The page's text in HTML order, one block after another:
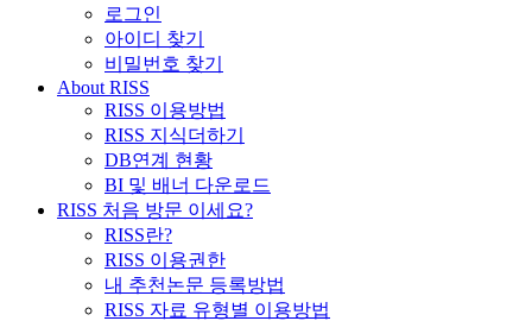
로그인
아이디 찾기
비밀번호 찾기
About RISS
RISS 이용방법
RISS 지식더하기
DB연계 현황
BI 및 배너 다운로드
RISS 처음 방문 이세요?
RISS란?
RISS 이용권한
내 추천논문 등록방법
RISS 자료 유형별 이용방법